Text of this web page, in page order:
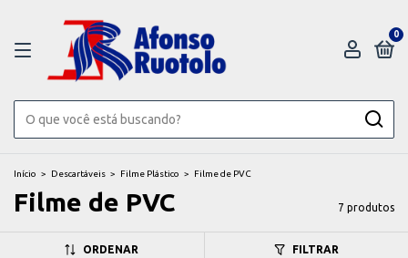
0
Início > Descartáveis > Filme Plástico > Filme de PVC
Filme de PVC 7 produtos
ORDENAR FILTRAR